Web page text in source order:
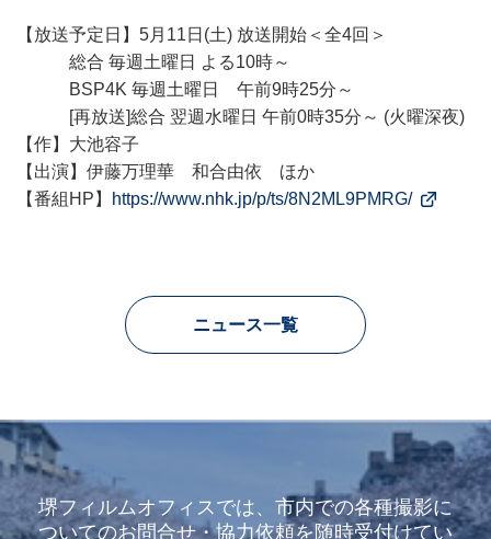
【放送予定日】5月11日(土) 放送開始＜全4回＞
総合 毎週土曜日 よる10時～
BSP4K 毎週土曜日 午前9時25分～
[再放送]総合 翌週水曜日 午前0時35分～ (火曜深夜)
【作】大池容子
【出演】伊藤万理華 和合由依 ほか
【番組HP】
https://www.nhk.jp/p/ts/8N2ML9PMRG/
ニュース一覧
堺フィルムオフィスでは、市内での各種撮影に
ついてのお問合せ・協力依頼を随時受付けてい